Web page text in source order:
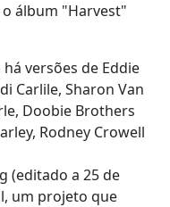
álbum "Harvest"
versões de Eddie
Carlile, Sharon Van
Doobie Brothers
Rodney Crowell
(editado a 25 de
um projeto que